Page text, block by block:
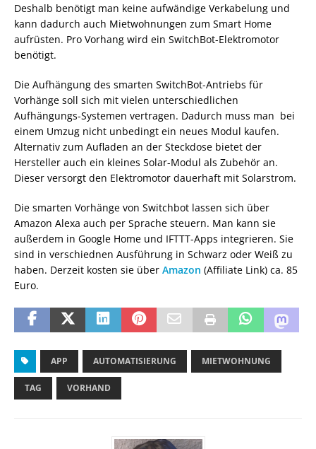
Deshalb benötigt man keine aufwändige Verkabelung und
kann dadurch auch Mietwohnungen zum Smart Home
aufrüsten. Pro Vorhang wird ein SwitchBot-Elektromotor
benötigt.
Die Aufhängung des smarten SwitchBot-Antriebs für
Vorhänge soll sich mit vielen unterschiedlichen
Aufhängungs-Systemen vertragen. Dadurch muss man bei
einem Umzug nicht unbedingt ein neues Modul kaufen.
Alternativ zum Aufladen an der Steckdose bietet der
Hersteller auch ein kleines Solar-Modul als Zubehör an.
Dieser versorgt den Elektromotor dauerhaft mit Solarstrom.
Die smarten Vorhänge von Switchbot lassen sich über
Amazon Alexa auch per Sprache steuern. Man kann sie
außerdem in Google Home und IFTTT-Apps integrieren. Sie
sind in verschiednen Ausführung in Schwarz oder Weiß zu
haben. Derzeit kosten sie über Amazon (Affiliate Link) ca. 85
Euro.
APP AUTOMATISIERUNG MIETWOHNUNG
TAG VORHAND